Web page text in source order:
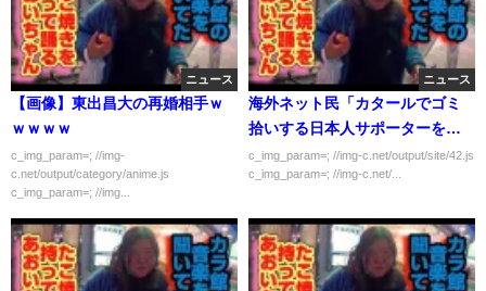
ニュース
【画像】東出昌大の再婚相手ｗ
ｗｗｗｗ
c_img_param=; //img-
c.net/output/category/anime.js
c_img_param=; //img...
ニュース
海外ネット民「カタールでゴミ
拾いする日本人サポーターをイ
ラストにしてやったぜｗｗｗｗ
ｗ」
c_img_param=; //img-c.net/output/site/42.js
c_img_param=; //img-c.net/...